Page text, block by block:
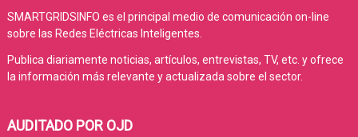
SMARTGRIDSINFO es el principal medio de comunicación on-line
sobre las Redes Eléctricas Inteligentes.
Publica diariamente noticias, artículos, entrevistas, TV, etc. y ofrece
la información más relevante y actualizada sobre el sector.
AUDITADO POR OJD